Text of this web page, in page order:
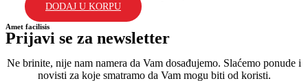
DODAJ U KORPU
Amet facilisis
Prijavi se za newsletter
Ne brinite, nije nam namera da Vam dosađujemo. Slaćemo ponude i
novisti za koje smatramo da Vam mogu biti od koristi.